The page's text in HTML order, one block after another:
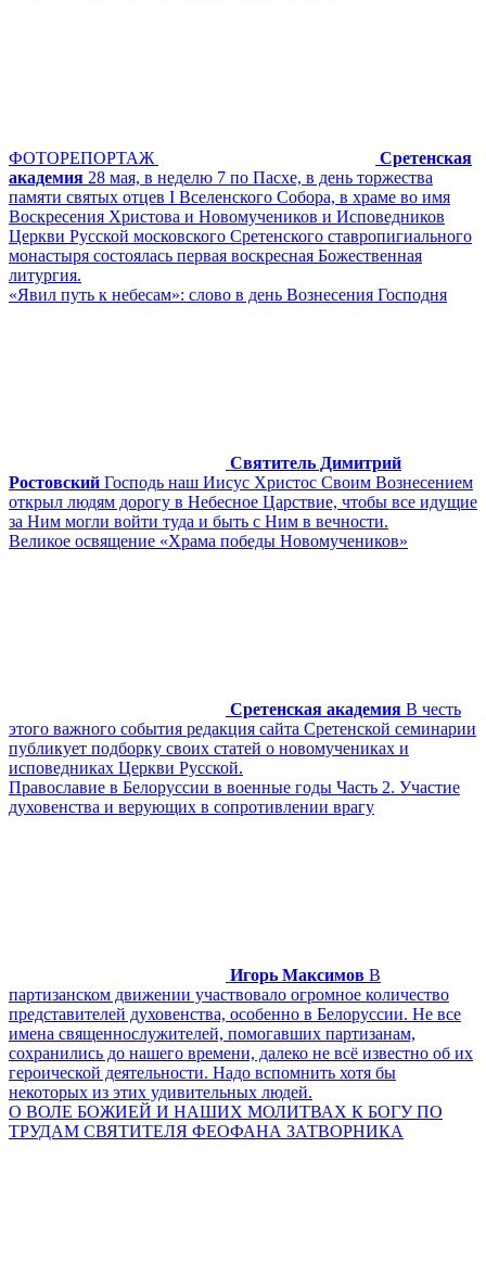
ФОТОРЕПОРТАЖ
Сретенская
академия 28 мая, в неделю 7 по Пасхе, в день торжества
памяти святых отцев I Вселенского Собора, в храме во имя
Воскресения Христова и Новомучеников и Исповедников
Церкви Русской московского Сретенского ставропигиального
монастыря состоялась первая воскресная Божественная
литургия.
«Явил путь к небесам»: слово в день Вознесения Господня
Святитель Димитрий
Ростовский Господь наш Иисус Христос Своим Вознесением
открыл людям дорогу в Небесное Царствие, чтобы все идущие
за Ним могли войти туда и быть с Ним в вечности.
Великое освящение «Храма победы Новомучеников»
Сретенская академия В честь
этого важного события редакция сайта Сретенской семинарии
публикует подборку своих статей о новомучениках и
исповедниках Церкви Русской.
Православие в Белоруссии в военные годы Часть 2. Участие
духовенства и верующих в сопротивлении врагу
Игорь Максимов В
партизанском движении участвовало огромное количество
представителей духовенства, особенно в Белоруссии. Не все
имена священнослужителей, помогавших партизанам,
сохранились до нашего времени, далеко не всё известно об их
героической деятельности. Надо вспомнить хотя бы
некоторых из этих удивительных людей.
О ВОЛЕ БОЖИЕЙ И НАШИХ МОЛИТВАХ К БОГУ ПО
ТРУДАМ СВЯТИТЕЛЯ ФЕОФАНА ЗАТВОРНИКА